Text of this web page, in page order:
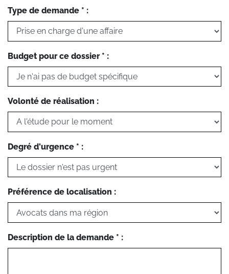
Type de demande * :
Budget pour ce dossier * :
Volonté de réalisation :
Degré d'urgence * :
Préférence de localisation :
Description de la demande * :